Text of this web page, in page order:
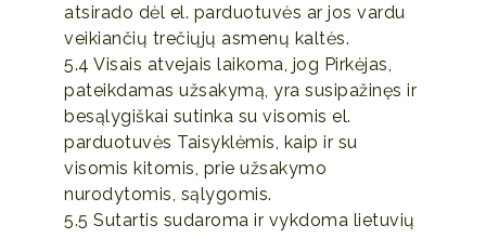
atsirado dėl el. parduotuvės ar jos vardu
veikiančių trečiųjų asmenų kaltės.
5.4 Visais atvejais laikoma, jog Pirkėjas,
pateikdamas užsakymą, yra susipažinęs ir
besąlygiškai sutinka su visomis el.
parduotuvės Taisyklėmis, kaip ir su
visomis kitomis, prie užsakymo
nurodytomis, sąlygomis.
5.5 Sutartis sudaroma ir vykdoma lietuvių